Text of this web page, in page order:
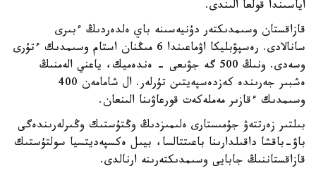
اياسىندا قولعا الىندى.
قازاقستان وسىمدىكتەر دۇنيەسىنە باي ەلدەردىڭ ءبىرى
سانالادى. رەسپۋبليكا اۋماعىندا 6 مىڭنان استام وسىمدىك ءتۇرى
وسەدى. ونىڭ 500 گە جۋىعى - ەندەميك، ياعني الەمنىڭ
ەشبىر جەرىندە كەزدەسپەيتىن تۇرلەر. ال شامامەن 400
وسىمدىك ءقازىر مەملەكەت قورعاۋىنا الىنعان.
بىلتىر زەرتتەۋ جۇمىستارى ەلىمىزدىڭ وڭتۇستىك وڭىرلەرىندەگى
باۋ-باقشا داقىلدارىنا باعىتتالسا، بيىل ەكسپەديتسيا سولتۇستىك
قازاقستاننىڭ جابايى وسىمدىكتەرىنە ارنالدى.